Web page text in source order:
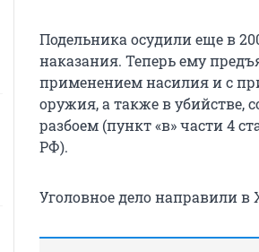
Подельника осудили еще в
наказания. Теперь ему
применением насилия и с
оружия, а также в убийстве,
разбоем (пункт «в» части 4
РФ).
Уголовное дело направили